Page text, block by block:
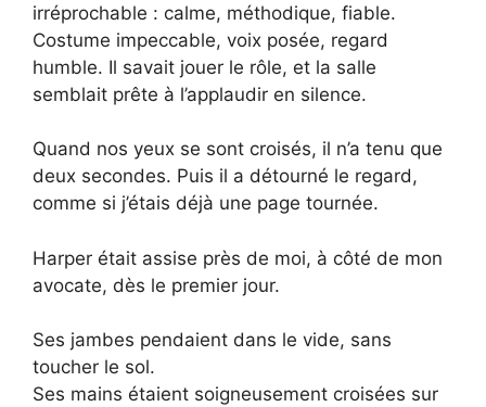
irréprochable : calme, méthodique, fiable.
Costume impeccable, voix posée, regard
humble. Il savait jouer le rôle, et la salle
semblait prête à l’applaudir en silence.
Quand nos yeux se sont croisés, il n’a tenu que
deux secondes. Puis il a détourné le regard,
comme si j’étais déjà une page tournée.
Harper était assise près de moi, à côté de mon
avocate, dès le premier jour.
Ses jambes pendaient dans le vide, sans
toucher le sol.
Ses mains étaient soigneusement croisées sur